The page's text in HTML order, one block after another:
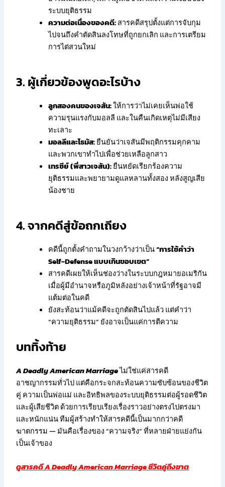
ระบบยุติธรรม
ความต่อเนื่องของคดี:สารคดีสรุปตั้งแต่การจับกุม
ไปจนถึงคำตัดสินลงโทษที่ถูกยกเลิก และการเตรียม
การไต่สวนใหม่
3. ผู้เกี่ยวข้องพูดอะไรบ้าง
ลูกสองคนของเจสัน:ให้การว่าไม่เคยเห็นพ่อใช้
ความรุนแรงกับมอลลี และในคืนเกิดเหตุไม่มีเสียง
ทะเลาะ
มอลลีและโธมัส:ยืนยันว่าเจสันมีพฤติกรรมคุกคาม
และพวกเขาทำไปเพื่อช่วยเหลือลูกสาว
เทรซีย์ (พี่สาวเจสัน):ยืนหยัดเรียกร้องความ
ยุติธรรมและพยายามดูแลหลานทั้งสอง หลังสูญเสีย
น้องชาย
4. จากคดีสู่ข้อถกเถียง
คดีนี้ถูกตั้งคำถามในวงกว้างว่าเป็น“การใช้คำว่า
Self-Defense แบบเกินขอบเขต”
สารคดีเผยให้เห็นช่องว่างในระบบกฎหมายอเมริกัน
เมื่อผู้มีอำนาจหรือภูมิหลังอย่างเจ้าหน้าที่รัฐอาจมี
แต้มต่อในคดี
ยังสะท้อนว่าแม้คดีจะถูกตัดสินไปแล้ว แต่คำว่า
“ความยุติธรรม” ยังอาจเป็นแค่การตีความ
บททิ้งท้าย
A Deadly American Marriageไม่ใช่แค่สารคดี
อาชญากรรมทั่วไป แต่คือกระจกสะท้อนความซับซ้อนของชีวิต
คู่ ความเป็นพ่อแม่ และอิทธิพลของระบบยุติธรรมต่อผู้รอดชีวิต
และผู้เสียชีวิต ด้วยการเรียบเรียงเรื่องราวอย่างตรงไปตรงมา
และหนักแน่น ทีมผู้สร้างทำให้สารคดีนี้เป็นมากกว่าคดี
ฆาตกรรม — มันคือเรื่องของ “ความจริง” ที่หลายฝ่ายแย่งกัน
เป็นเจ้าของ
ดูสารคดี A Deadly American Marriage ชีวิตคู่ถึงฆาต